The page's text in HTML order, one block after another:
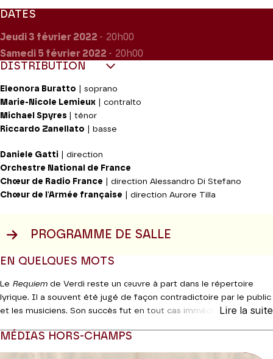
DATES
Jeudi 3 février 2022 - 20h00
Samedi 5 février 2022 - 20h00
DISTRIBUTION
Eleonora Buratto | soprano
Marie-Nicole Lemieux | contralto
Michael Spyres
| ténor
Riccardo Zanellato | basse
Daniele Gatti | direction
Orchestre National de France
Chœur de Radio France | direction Alessandro Di Stefano
Chœur de l'Armée française | direction Aurore Tilla
PROGRAMME DE SALLE
EN QUELQUES MOTS
Le Requiem de Verdi reste un œuvre à part dans le répertoire
lyrique. Il a souvent été jugé de façon contradictoire par le public
et les musiciens. Son succès fut en tout cas immédiat dans les
tombe quelque peu dans l’oubli jusqu’aux années 30, pour
s’affirmer depuis comme l’un des morceaux de bravoure favori
Lire la suite
MÉDIAS HORS-CHAMPS